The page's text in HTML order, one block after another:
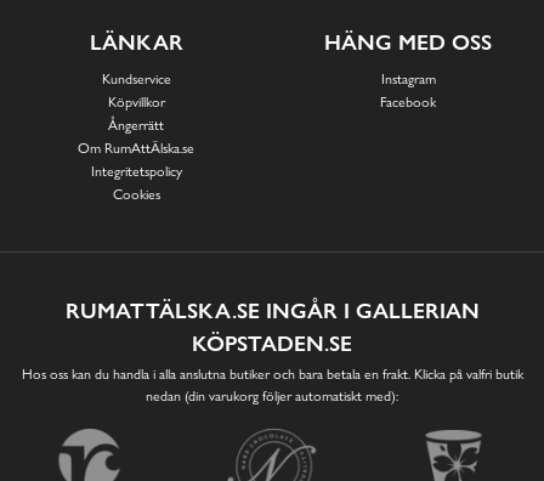
LÄNKAR
Kundservice
Köpvillkor
Ångerrätt
Om RumAttÄlska.se
Integritetspolicy
Cookies
HÄNG MED OSS
Instagram
Facebook
RUMATTÄLSKA.SE INGÅR I GALLERIAN
KÖPSTADEN.SE
Hos oss kan du handla i alla anslutna butiker och bara betala en frakt. Klicka på valfri butik
nedan (din varukorg följer automatiskt med):